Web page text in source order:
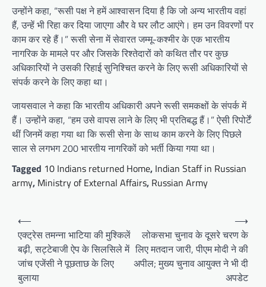
उन्होंने कहा, “रूसी पक्ष ने हमें आश्वासन दिया है कि जो अन्य भारतीय वहां
हैं, उन्हें भी रिहा कर दिया जाएगा और वे घर लौट आएंगे। हम उन विवरणों पर
काम कर रहे हैं।” रूसी सेना में सेवारत जम्मू-कश्मीर के एक भारतीय
नागरिक के मामले पर और जिसके रिश्तेदारों को कथित तौर पर कुछ
अधिकारियों ने उसकी रिहाई सुनिश्चित करने के लिए रूसी अधिकारियों से
संपर्क करने के लिए कहा था।
जायसवाल ने कहा कि भारतीय अधिकारी अपने रूसी समकक्षों के संपर्क में
हैं। उन्होंने कहा, “हम उसे वापस लाने के लिए भी प्रतिबद्ध हैं।” ऐसी रिपोर्टें
थीं जिनमें कहा गया था कि रूसी सेना के साथ काम करने के लिए पिछले
साल से लगभग 200 भारतीय नागरिकों को भर्ती किया गया था।
Tagged 10 Indians returned Home, Indian Staff in Russian
army, Ministry of External Affairs, Russian Army
Post
navigation
⟵
एक्ट्रेस तमन्ना भाटिया की मुश्किलें
बढ़ी, सट्टेबाजी ऐप के सिलसिले में
जांच एजेंसी ने पूछताछ के लिए
बुलाया
लोकसभा चुनाव के दूसरे चरण के
लिए मतदान जारी, पीएम मोदी ने की
अपील; मुख्य चुनाव आयुक्त ने भी दी
अपडेट
⟶